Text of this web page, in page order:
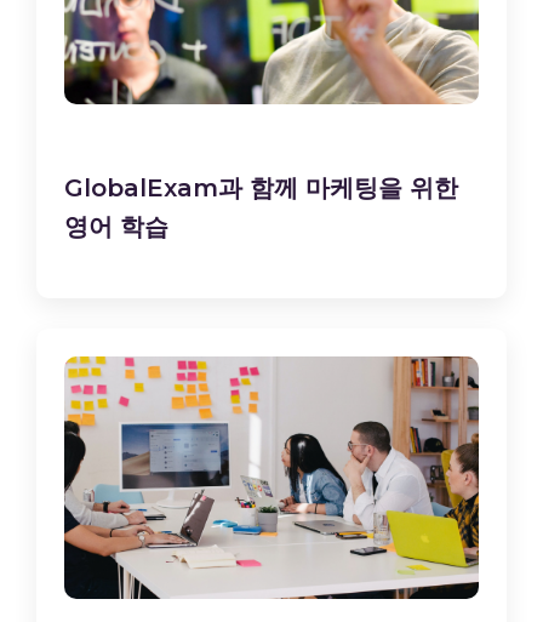
GlobalExam과 함께 마케팅을 위한
영어 학습